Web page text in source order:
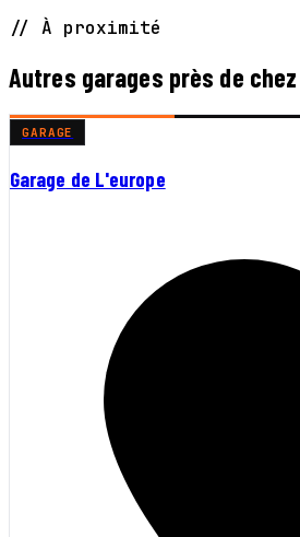
// À proximité
Autres garages près de
GARAGE
Garage de L'europe